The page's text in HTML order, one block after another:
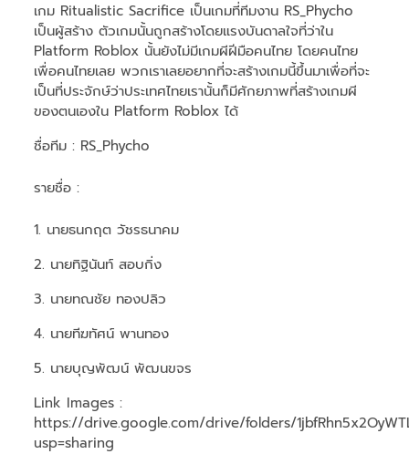
เกม Ritualistic Sacrifice เป็นเกมที่ทีมงาน RS_Phycho
เป็นผู้สร้าง ตัวเกมนั้นถูกสร้างโดยแรงบันดาลใจที่ว่าใน
Platform Roblox นั้นยังไม่มีเกมผีฝีมือคนไทย โดยคนไทย
เพื่อคนไทยเลย พวกเราเลยอยากที่จะสร้างเกมนี้ขึ้นมาเพื่อที่จะ
เป็นที่ประจักษ์ว่าประเทศไทยเรานั้นก็มีศักยภาพที่สร้างเกมผี
ของตนเองใน Platform Roblox ได้
ชื่อทีม : RS_Phycho
รายชื่อ :
1. นายธนกฤต วัชรธนาคม
2. นายทิฐินันท์ สอบกิ่ง
3. นายทณชัย ทองปลิว
4. นายทีฆทัศน์ พานทอง
5. นายบุญพัฒน์ พัฒนขจร
Link Images :
https://drive.google.com/drive/folders/
usp=sharing